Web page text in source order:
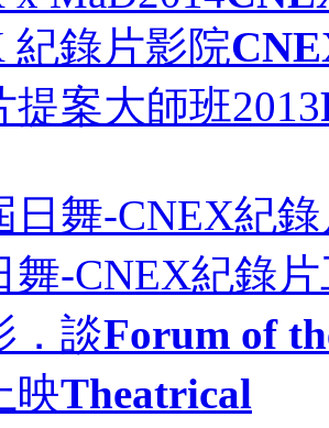
紀錄片影院
提案大師班2013
日舞-CNEX紀
舞-CNEX紀錄
．談Forum of
映Theatrical